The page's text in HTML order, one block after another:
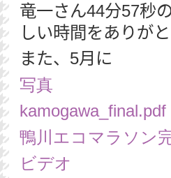
竜一さん44分57秒
しい時間をありが
また、 5月に
写真
kamogawa_final.pdf
鴨川エコマラソン
ビデオ